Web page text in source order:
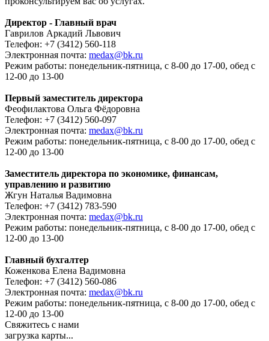
Директор - Главный врач
Гаврилов Аркадий Львович
Телефон: +7 (3412) 560-118
Электронная почта: medax@bk.ru
Режим работы: понедельник-пятница, с 8-00 до 17-00, обед с
12-00 до 13-00
Первый заместитель директора
Феофилактова Ольга Фёдоровна
Телефон: +7 (3412) 560-097
Электронная почта: medax@bk.ru
Режим работы: понедельник-пятница, с 8-00 до 17-00, обед с
12-00 до 13-00
Заместитель директора по экономике, финансам,
управлению и развитию
Жгун Наталья Вадимовна
Телефон: +7 (3412) 783-590
Электронная почта: medax@bk.ru
Режим работы: понедельник-пятница, с 8-00 до 17-00, обед с
12-00 до 13-00
Главный бухгалтер
Коженкова Елена Вадимовна
Телефон: +7 (3412) 560-086
Электронная почта: medax@bk.ru
Режим работы: понедельник-пятница, с 8-00 до 17-00, обед с
12-00 до 13-00
Свяжитесь с нами
загрузка карты...